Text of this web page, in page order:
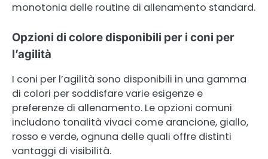
monotonia delle routine di allenamento standard.
Opzioni di colore disponibili per i coni per
l’agilità
I coni per l’agilità sono disponibili in una gamma
di colori per soddisfare varie esigenze e
preferenze di allenamento. Le opzioni comuni
includono tonalità vivaci come arancione, giallo,
rosso e verde, ognuna delle quali offre distinti
vantaggi di visibilità.